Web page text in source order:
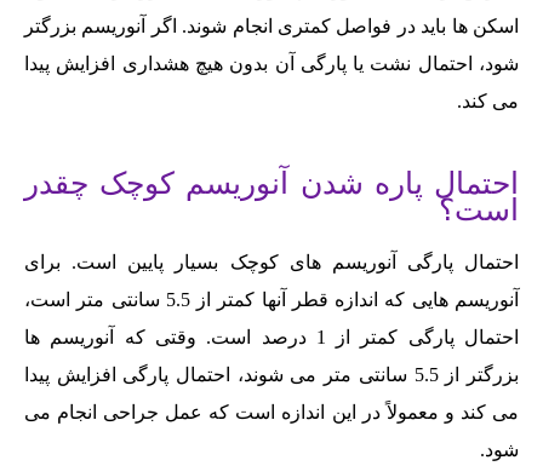
اسکن ها باید در فواصل کمتری انجام شوند. اگر آنوریسم بزرگتر
شود، احتمال نشت یا پارگی آن بدون هیچ هشداری افزایش پیدا
می کند.
احتمال پاره شدن آنوریسم کوچک چقدر
است؟
احتمال پارگی آنوریسم های کوچک بسیار پایین است. برای
آنوریسم هایی که اندازه قطر آنها کمتر از 5.5 سانتی متر است،
احتمال پارگی کمتر از 1 درصد است. وقتی که آنوریسم ها
بزرگتر از 5.5 سانتی متر می شوند، احتمال پارگی افزایش پیدا
می کند و معمولاً در این اندازه است که عمل جراحی انجام می
شود.